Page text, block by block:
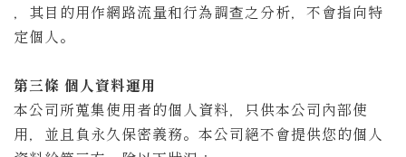
，其目的用作網路流量和行為調查之分析，不會指向特
定個人。
第三條 個人資料運用
本公司所蒐集使用者的個人資料，只供本公司內部使
用，並且負永久保密義務。本公司絕不會提供您的個人